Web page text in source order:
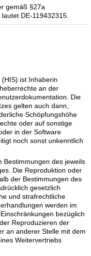
gemäß §27a
DE-119432315.
ist Inhaberin
an der
Die
gelten auch dann,
Schöpfungshöhe
oder auf sonstige
in der Software
noch sonst unkenntlich
Bestimmungen des jeweils
Die Reproduktion oder
der Bestimmungen des
gesetzlich
und strafrechtliche
werden im
bezüglich
Reproduzieren der
an anderer Stelle mit dem
Weitervertriebs